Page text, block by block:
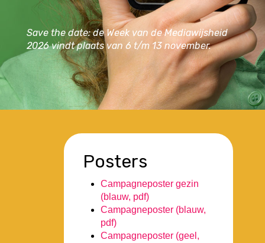
Save the date: de Week van de Mediawijsheid
2026 vindt plaats van 6 t/m 13 november.
Posters
Campagneposter gezin
(blauw, pdf)
Campagneposter (blauw,
pdf)
Campagneposter (geel,